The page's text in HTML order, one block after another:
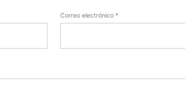
Correo electrónico *